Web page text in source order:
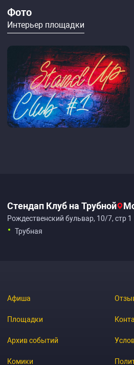
Фото
Интерьер площадки
Стендап Клуб на Трубной
Рождественский бульвар, 10/7, стр 1
Трубная
Афиша
Площадки
Архив событий
Комики